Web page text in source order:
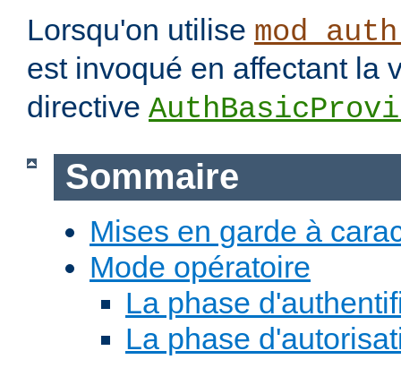
Lorsqu'on utilise
est invoqué en affectant la
directive
Sommaire
Mises en garde à
Mode opératoire
La phase
La phase